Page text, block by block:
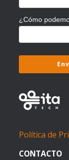
¿Cómo
Política de
CONTACTO